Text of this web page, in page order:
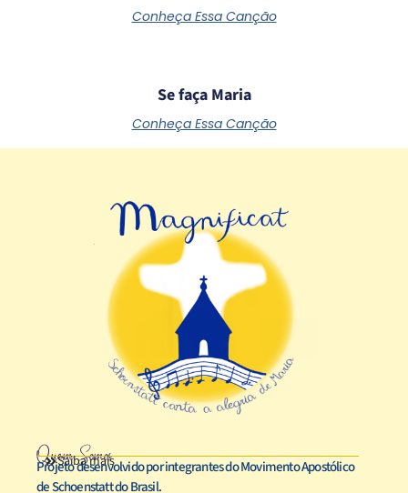
Conheça Essa Canção
Se faça Maria
Conheça Essa Canção
Quem Somos
Saiba mais
Projeto desenvolvido por integrantes do Movimento Apostólico
de Schoenstatt do Brasil.